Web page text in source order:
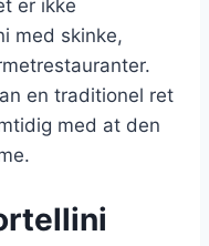
er ikke
med skinke,
en traditionel ret
med at den